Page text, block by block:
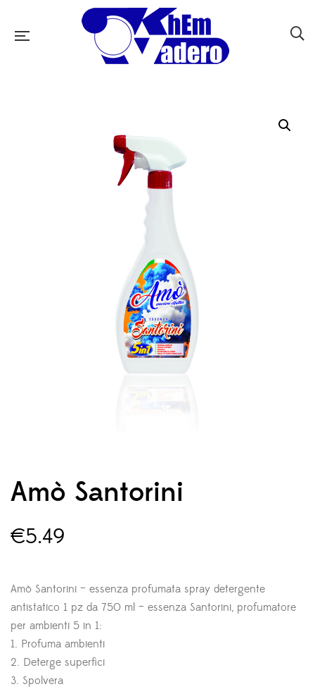
Amò Santorini
€5.49
Amò Santorini – essenza profumata spray detergente
antistatico 1 pz da 750 ml – essenza Santorini, profumatore
per ambienti 5 in 1:
1. Profuma ambienti
2. Deterge superfici
3. Spolvera